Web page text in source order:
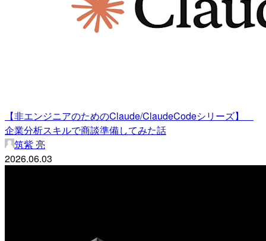
【非エンジニアのためのClaude/ClaudeCodeシリーズ】
企業分析スキルで商談準備してみた話
筑紫 亮
2026.06.03